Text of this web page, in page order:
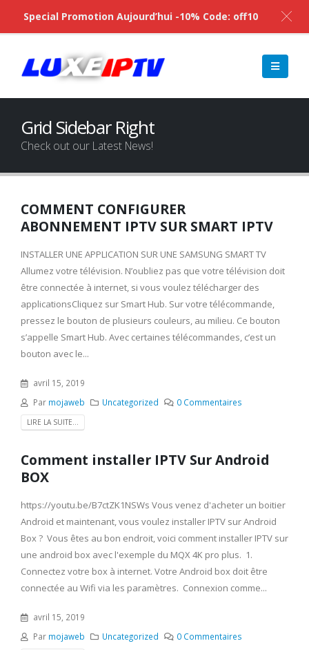
Grid Sidebar Right
Check out our Latest News!
COMMENT CONFIGURER
ABONNEMENT IPTV SUR SMART IPTV
INSTALLER UNE APPLICATION SUR UNE SAMSUNG SMART TV
Allumez votre télévision. N’oubliez pas que votre télévision doit
être connectée à internet, si vous voulez télécharger des
applicationsCliquez sur Smart Hub. Sur votre télécommande,
pressez le bouton de plusieurs couleurs, au milieu. Ce bouton
s’appelle Smart Hub. Avec certaines télécommandes, c’est un
bouton avec le...
avril 15, 2019
Par mojaweb Uncategorized 0 Commentaires
LIRE LA SUITE...
Comment installer IPTV Sur Android
BOX
https://youtu.be/B7ctZK1NSWs Vous venez d'acheter un boitier
Android et maintenant, vous voulez installer IPTV sur Android
Box ? Vous êtes au bon endroit, voici comment installer IPTV sur
une android box avec l'exemple du MQX 4K pro plus. 1.
Connectez votre box à internet. Votre Android box doit être
connectée au Wifi via les paramètres. Connexion comme...
avril 15, 2019
Par mojaweb Uncategorized 0 Commentaires
Special Promotion Aujourd’hui -10% Code: off10